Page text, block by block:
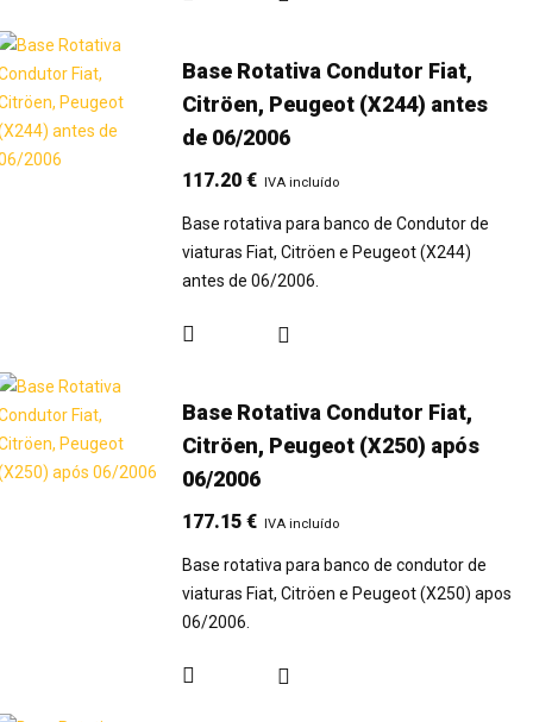
Base Rotativa Condutor Fiat,
Citröen, Peugeot (X244) antes
de 06/2006
117.20€ IVA incluído
Base rotativa para banco de Condutor de
viaturas Fiat, Citröen e Peugeot (X244)
antes de 06/2006.
Base Rotativa Condutor Fiat,
Citröen, Peugeot (X250) após
06/2006
177.15€ IVA incluído
Base rotativa para banco de condutor de
viaturas Fiat, Citröen e Peugeot (X250) apos
06/2006.